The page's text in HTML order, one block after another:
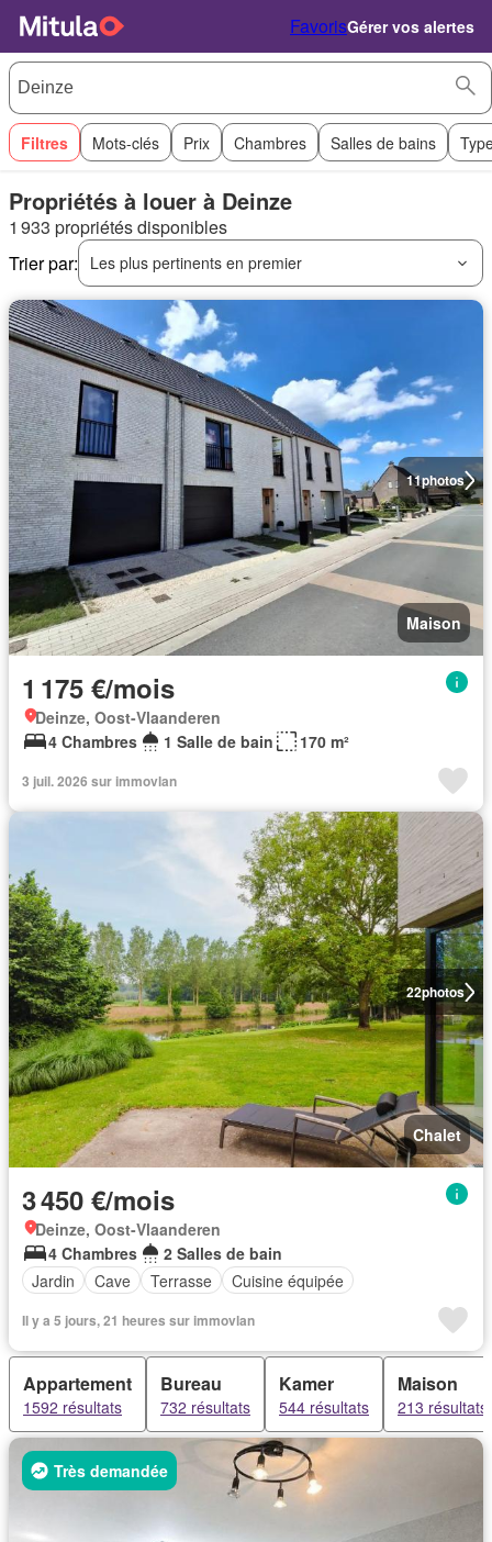
FavorisGérer vos alertes
Filtres Mots-clés Prix Chambres Salles de bains
Propriétés à louer à Deinze
1 933 propriétés disponibles
Trier par:
Les plus pertinents en premier
11photos
Maison
1 175 €/mois
Deinze, Oost-Vlaanderen
4 Chambres
1 Salle de bain 170 m²
3 juil. 2026 sur immovlan
22photos
Chalet
3 450 €/mois
Deinze, Oost-Vlaanderen
4 Chambres
2 Salles de bain
Jardin
Cave Terrasse Cuisine équipée
Il y a 5 jours, 21 heures sur immovlan
Appartement
1592 résultats
Bureau
732 résultats
Kamer
544 résultats
Maison
213 résultats
Très demandée